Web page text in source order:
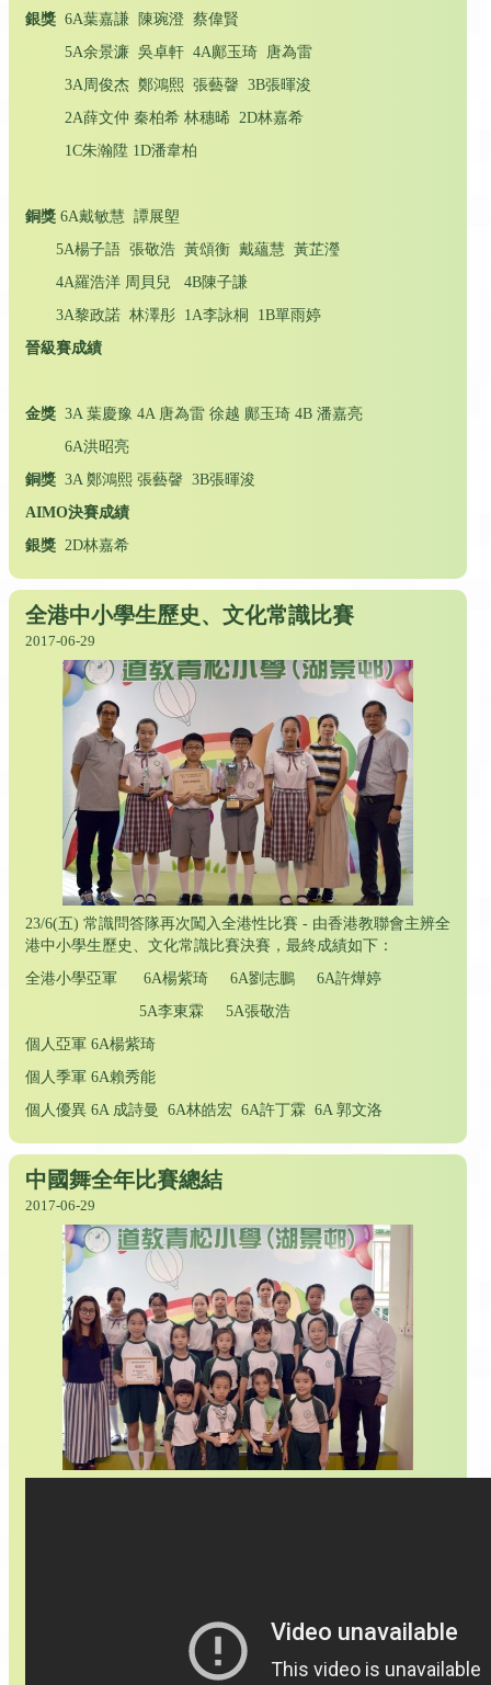
銀獎 6A葉嘉謙 陳琬澄 蔡偉賢
5A余景濂 吳卓軒 4A鄺玉琦 唐為雷
3A周俊杰 鄭鴻熙 張藝韾 3B張暉浚
2A薛文仲 秦柏希 林穗晞 2D林嘉希
1C朱瀚陞 1D潘韋柏
銅獎 6A戴敏慧 譚展塱
5A楊子語 張敬浩 黃頌衡 戴蘊慧 黃芷瀅
4A羅浩洋 周貝兒 4B陳子謙
3A黎政諾 林澤彤 1A李詠桐 1B單雨婷
晉級賽成績
金獎 3A 葉慶豫 4A 唐為雷 徐越 鄺玉琦 4B 潘嘉亮
6A洪昭亮
銅獎 3A 鄭鴻熙 張藝韾 3B張暉浚
AIMO決賽成績
銀獎 2D林嘉希
全港中小學生歷史、文化常識比賽
2017-06-29
23/6(五) 常識問答隊再次闖入全港性比賽 - 由香港教聯會主辨全
港中小學生歷史、文化常識比賽決賽，最終成績如下：
全港小學亞軍 6A楊紫琦 6A劉志鵬 6A許燁婷
5A李東霖 5A張敬浩
個人亞軍 6A楊紫琦
個人季軍 6A賴秀能
個人優異 6A 成詩曼 6A林皓宏 6A許丁霖 6A 郭文洛
中國舞全年比賽總結
2017-06-29